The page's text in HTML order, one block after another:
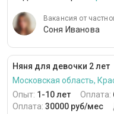
Вакансия от
Соня Иванова
Няня для девочки 2 лет
Московская область,
Опыт: 1-10 лет Оплата:
Оплата: 30000 руб/мес